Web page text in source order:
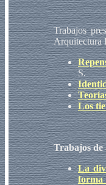
Trabajos
Arquitectura
S.
Los
Trabajos
La
forma